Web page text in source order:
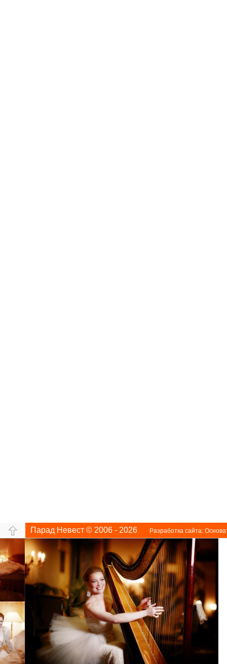
Парад Невест © 2006 - 2026 Разработка сайта: